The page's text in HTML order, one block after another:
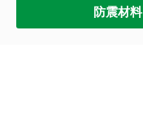
防震材料